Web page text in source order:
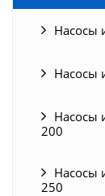
Насосы
Насосы
Насосы
200
Насосы
250